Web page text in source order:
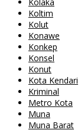
Koltim
Kolut
Konawe
Konkep
Konsel
Konut
Kota Kendari
Kriminal
Metro Kota
Muna
Muna Barat